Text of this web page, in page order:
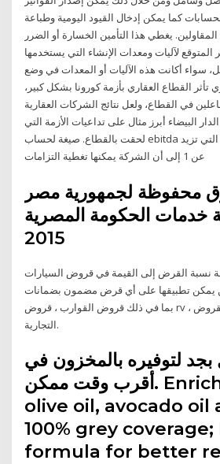
كما يمكن إدخال القيود اليومية وطباعة
يغطي هذا التأمين الخسارة أو الضرر
المتوقع لآليات ومعدات الإنشاء التي يستخدمها
سواء أكانت هذه الآليات أو المعدات في وضع
تأثر القطاع العقاري بأزمة كورونا بشكل كبير،
في القطاع، ولعل نتائج الشركات العقارية
البيضاء أبرز مثال على تداعيات الأزمة التي
لحقت بالقطاع. صيغة لحساب ebitda المخزون: تشير النسبة التي تزيد
عن 1 إلى أن الشركة يمكنها تغطية التزامات
محفوظة لجمهورية مصر
خدمات الحكومة المصرية
2015
نسبة القرض إلى القيمة في قروض السيارات
يمكن تطبيقها على أي قرض مضمون بضمانات
بما في ذلك قروض القوارب ، قروض rv ، وأنواع معينة من القروض
التجارية.
لتوفيره بالمخزون في
أقرب وقت ممكن. Enriched with
olive oil, avocado oil
100% grey
formula for better